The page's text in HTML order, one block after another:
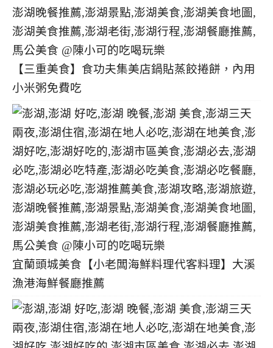
【三重美食】食功夫集美店鍋貼蒸餃捲餅，內用
小米粥免費吃
宜蘭頭城美食【小老闆海鮮料理代客料理】大溪
漁港海鮮餐廳推薦